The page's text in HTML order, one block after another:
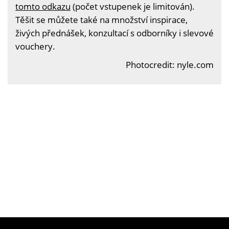
tomto odkazu (počet vstupenek je limitován).
Těšit se můžete také na množství inspirace,
živých přednášek, konzultací s odborníky i slevové
vouchery.
Photocredit: nyle.com